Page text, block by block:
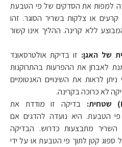
למפות את הסדקים של פי הטבעת
קרעים או צלקות בשריר הסוגר. זהו
ללא קרינה. ההליך אינו קשור
של האגן: זו בדיקת אולטרסאונד
לאבחן את ההפרעות בהתרוקנות
לראות את השינויים האנטומיים
לא כרוכה בקרינה.
בדיקה זו מודדת את
הטבעת. היא נועדה להדגים אם
השריר מתבצעות כדרוש. הבדיקה
קטן לתוך פי הטבעת או על ידי